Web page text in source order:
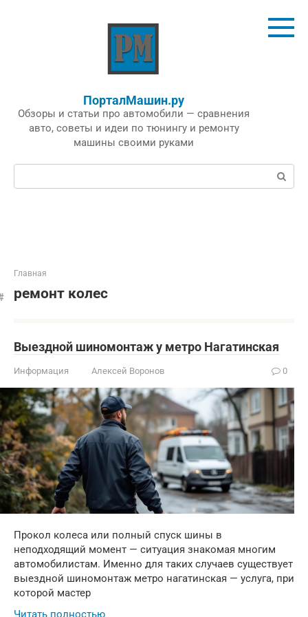
ПорталМашин.ру
Обзоры и статьи про автомобили — сравнения
авто, советы и идеи по тюнингу и ремонту
машины своими руками
Поиск:
Главная
ремонт колес
Выездной шиномонтаж у метро Нагатинская
Информация Алексей Воронов 0
Прокол колеса или полный спуск шины в
неподходящий момент — ситуация знакомая многим
автомобилистам. Именно для таких случаев существует
выездной шиномонтаж метро нагатинская — услуга, при
которой мастер